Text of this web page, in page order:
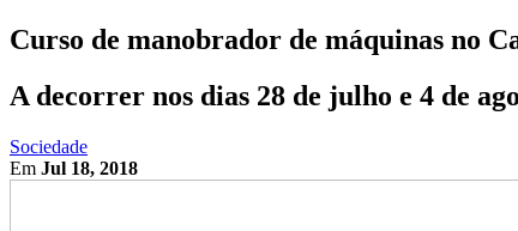
Curso de manobrador de máquinas no
A decorrer nos dias 28 de julho e 4 de
Sociedade
Em Jul 18, 2018